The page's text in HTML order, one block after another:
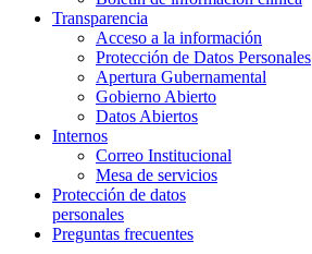
Transparencia
Acceso a la información
Protección de Datos Personales
Apertura Gubernamental
Gobierno Abierto
Datos Abiertos
Internos
Correo Institucional
Mesa de servicios
Protección de datos
personales
Preguntas frecuentes